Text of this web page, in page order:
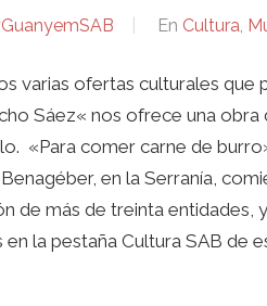
En Cultura,
varias ofertas culturales que
Sáez« nos ofrece una
«Para comer carne de
en la Serranía,
de más de treinta entidades,
la pestaña Cultura SAB de